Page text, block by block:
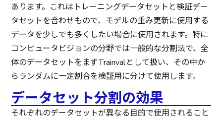
あります。これはトレーニングデータセットと検証デー
タセットを合わせもので、モデルの重み更新に使用する
データを少しでも多くしたい場合に使用されます。特に
コンピュータビジョンの分野では一般的な分割法で、全
体のデータセットをまずTrainvalとして扱い、その中か
らランダムに一定割合を検証用に分けて使用します。
データセット分割の効果
それぞれのデータセットが異なる目的で使用されること